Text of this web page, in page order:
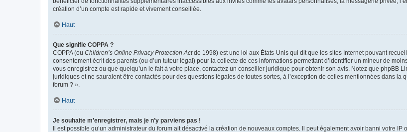
création d’un compte est rapide et vivement conseillée.
Haut
Que signifie COPPA ?
COPPA (ou Children’s Online Privacy Protection Actde 1998) est une loi aux États-Unis qui dit que les sites Internet pouvant
consentement écrit des parents (ou d’un tuteur légal) pour la collecte de ces informations permettant d’identifier un mineur de
vous enregistrez ou que quelqu’un le fait à votre place, contactez un conseiller juridique pour obtenir son avis. Notez que phpBB
juridiques et ne sauraient être contactés pour des questions légales de toutes sortes, à l’exception de celles mentionnées dans
forum ? ».
Haut
Je souhaite m’enregistrer, mais je n’y parviens pas !
Il est possible qu’un administrateur du forum ait désactivé la création de nouveaux comptes. Il peut également avoir banni votre